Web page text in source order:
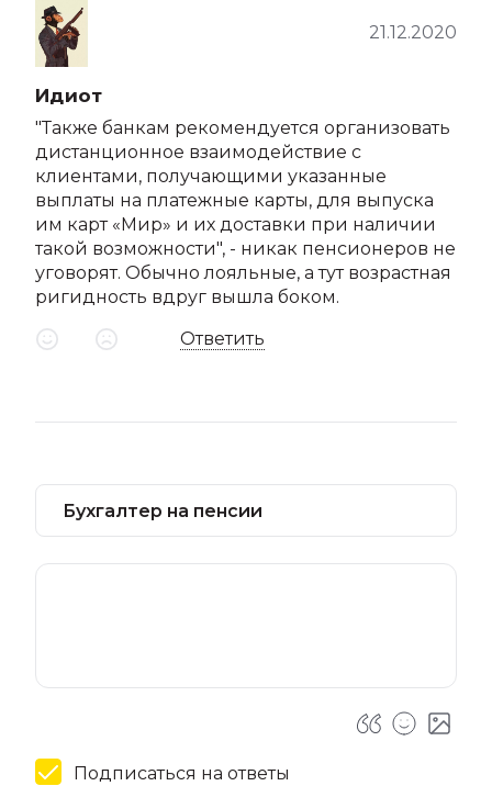
Идиот
21.12.2020
"Также банкам рекомендуется организовать
дистанционное взаимодействие с
клиентами, получающими указанные
выплаты на платежные карты, для выпуска
им карт «Мир» и их доставки при наличии
такой возможности", - никак пенсионеров не
уговорят. Обычно лояльные, а тут возрастная
ригидность вдруг вышла боком.
Ответить
Подписаться на ответы